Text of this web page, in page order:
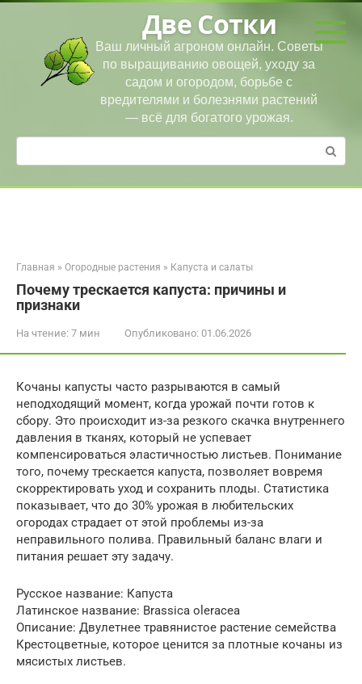
Перейти
Две Сотки
Ваш личный агроном онлайн. Советы
по выращиванию овощей, уходу за
садом и огородом, борьбе с
вредителями и болезнями растений
— всё для богатого урожая.
Поиск:
Главная » Огородные растения » Капуста и салаты
Почему трескается капуста: причины и
признаки
На чтение: 7 мин Опубликовано: 01.06.2026
Кочаны капусты часто разрываются в самый
неподходящий момент, когда урожай почти готов к
сбору. Это происходит из-за резкого скачка внутреннего
давления в тканях, который не успевает
компенсироваться эластичностью листьев. Понимание
того, почему трескается капуста, позволяет вовремя
скорректировать уход и сохранить плоды. Статистика
показывает, что до 30% урожая в любительских
огородах страдает от этой проблемы из-за
неправильного полива. Правильный баланс влаги и
питания решает эту задачу.
Русское название: Капуста
Латинское название: Brassica oleracea
Описание: Двулетнее травянистое растение семейства
Крестоцветные, которое ценится за плотные кочаны из
мясистых листьев.